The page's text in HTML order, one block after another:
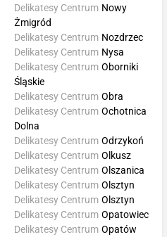
Delikatesy Centrum Nowy
Żmigród
Delikatesy Centrum Nozdrzec
Delikatesy Centrum Nysa
Delikatesy Centrum Oborniki
Śląskie
Delikatesy Centrum Obra
Delikatesy Centrum Ochotnica
Dolna
Delikatesy Centrum Odrzykoń
Delikatesy Centrum Olkusz
Delikatesy Centrum Olszanica
Delikatesy Centrum Olsztyn
Delikatesy Centrum Olsztyn
Delikatesy Centrum Opatowiec
Delikatesy Centrum Opatów